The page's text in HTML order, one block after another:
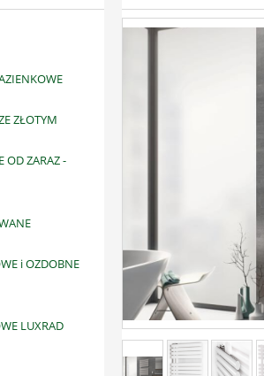
ZŁOTYM
OD ZARAZ -
i OZDOBNE
LUXRAD